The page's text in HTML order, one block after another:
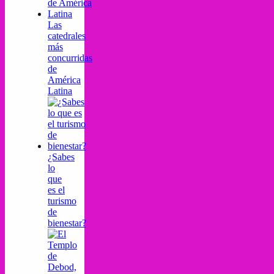
Las
catedrales
más
concurridas
de
América
Latina
¿Sabes
lo
que
es el
turismo
de
bienestar?